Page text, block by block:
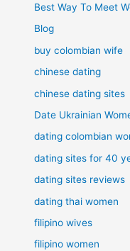
Best Way To Meet
Blog
buy colombian wife
chinese dating
chinese dating sites
Date Ukrainian
dating colombian
dating sites for 40
dating sites reviews
dating thai women
filipino wives
filipino women